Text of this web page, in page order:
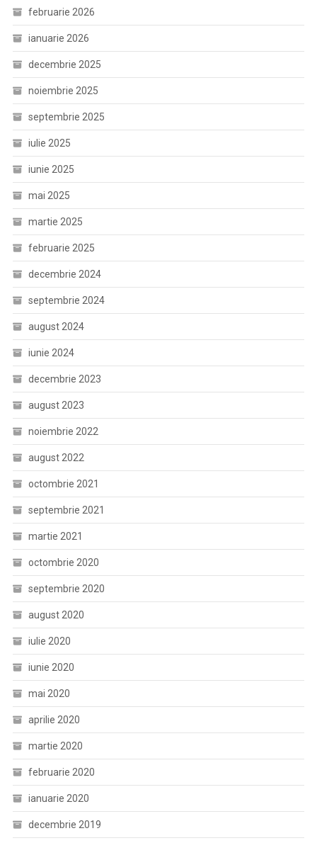
februarie 2026
ianuarie 2026
decembrie 2025
noiembrie 2025
septembrie 2025
iulie 2025
iunie 2025
mai 2025
martie 2025
februarie 2025
decembrie 2024
septembrie 2024
august 2024
iunie 2024
decembrie 2023
august 2023
noiembrie 2022
august 2022
octombrie 2021
septembrie 2021
martie 2021
octombrie 2020
septembrie 2020
august 2020
iulie 2020
iunie 2020
mai 2020
aprilie 2020
martie 2020
februarie 2020
ianuarie 2020
decembrie 2019